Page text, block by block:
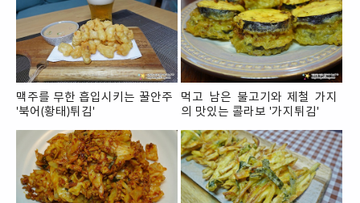
맥주를 무한 흡입시키는 꿀안주
'북어(황태)튀김'
먹고 남은 불고기와 제철 가지
의 맛있는 콜라보 '가지튀김'